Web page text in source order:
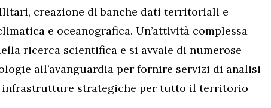
creazione di banche dati territoriali e
e oceanografica. Un’attività complessa
ricerca scientifica e si avvale di numerose
all’avanguardia per fornire servizi di analisi
infrastrutture strategiche per tutto il territorio